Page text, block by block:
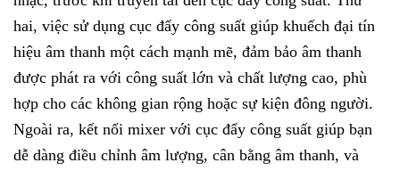
hai, việc sử dụng cục đẩy công suất giúp khuếch đại tín
hiệu âm thanh một cách mạnh mẽ, đảm bảo âm thanh
được phát ra với công suất lớn và chất lượng cao, phù
hợp cho các không gian rộng hoặc sự kiện đông người.
Ngoài ra, kết nối mixer với cục đẩy công suất giúp bạn
dễ dàng điều chỉnh âm lượng, cân bằng âm thanh, và